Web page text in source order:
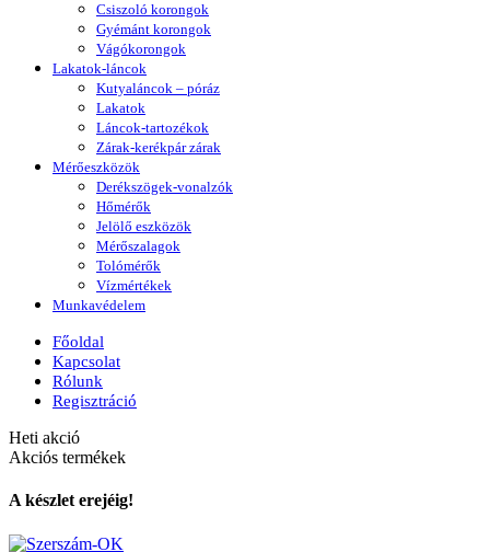
Csiszoló korongok
Gyémánt korongok
Vágókorongok
Lakatok-láncok
Kutyaláncok – póráz
Lakatok
Láncok-tartozékok
Zárak-kerékpár zárak
Mérőeszközök
Derékszögek-vonalzók
Hőmérők
Jelölő eszközök
Mérőszalagok
Tolómérők
Vízmértékek
Munkavédelem
Főoldal
Kapcsolat
Rólunk
Regisztráció
Heti akció
Akciós termékek
A készlet erejéig!